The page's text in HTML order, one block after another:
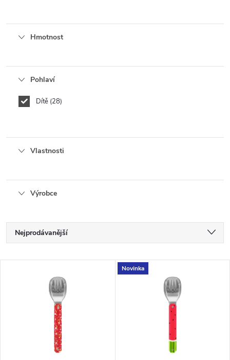
Hmotnost
Pohlaví
Dítě 28
Vlastnosti
Výrobce
Ř
a
Nejprodávanější
Novinka